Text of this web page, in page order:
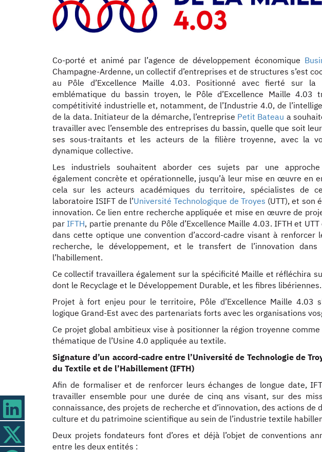
Co-porté et animé par l’agence de développement économique
Champagne-Ardenne, un collectif d’entreprises et de structures s’est
au Pôle d’Excellence Maille 4.03. Positionné avec fierté sur
emblématique du bassin troyen, le Pôle d’Excellence Maille 4.03
compétitivité industrielle et, notamment, de l’Industrie 4.0, de
de la data. Initiateur de la démarche, l’entreprise Petit Bateau a
travailler avec l’ensemble des entreprises du bassin, quelle que soit
ses sous-traitants et les acteurs de la filière troyenne, avec la
dynamique collective.
Les industriels souhaitent aborder ces sujets par une
également concrète et opérationnelle, jusqu’à leur mise en œuvre en
cela sur les acteurs académiques du territoire, spécialistes de
laboratoire ISIFT de l’Université Technologique de Troyes (UTT), et son
innovation. Ce lien entre recherche appliquée et mise en œuvre de
par IFTH, partie prenante du Pôle d’Excellence Maille 4.03. IFTH et
dans cette optique une convention d’accord-cadre visant à renforcer
recherche, le développement, et le transfert de l’innovation
l’habillement.
Ce collectif travaillera également sur la spécificité Maille et réfléchira
dont le Recyclage et le Développement Durable, et les fibres libériennes.
Projet à fort enjeu pour le territoire, Pôle d’Excellence Maille 4.03
logique Grand-Est avec des partenariats forts avec les organisations
Ce projet global ambitieux vise à positionner la région troyenne
thématique de l’Usine 4.0 appliquée au textile.
Signature d’un accord-cadre entre l’Université de Technologie de
du Textile et de l’Habillement (IFTH)
Afin de formaliser et de renforcer leurs échanges de longue date,
travailler ensemble pour une durée de cinq ans visant, sur des
connaissance, des projets de recherche et d‘innovation, des actions de
culture et du patrimoine scientifique au sein de l’industrie textile
Deux projets fondateurs font d’ores et déjà l’objet de conventions
entre les deux entités :